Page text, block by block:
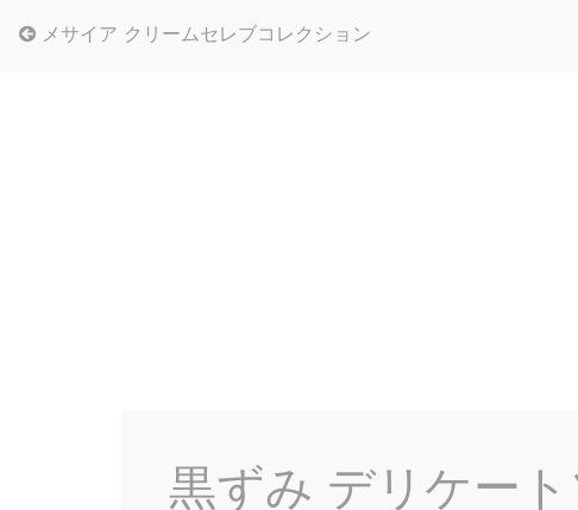
メサイア クリームセレブコレクション
黒ずみ デリケー